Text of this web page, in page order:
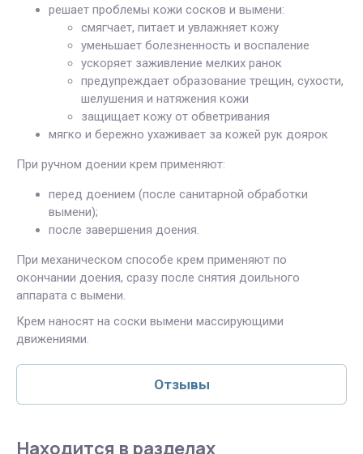
решает проблемы кожи сосков и вымени:
смягчает, питает и увлажняет кожу
уменьшает болезненность и воспаление
ускоряет заживление мелких ранок
предупреждает образование трещин, сухости,
шелушения и натяжения кожи
защищает кожу от обветривания
мягко и бережно ухаживает за кожей рук доярок
При ручном доении крем применяют:
перед доением (после санитарной обработки
вымени);
после завершения доения.
При механическом способе крем применяют по
окончании доения, сразу после снятия доильного
аппарата с вымени.
Крем наносят на соски вымени массирующими
движениями.
Отзывы
Находится в разделах